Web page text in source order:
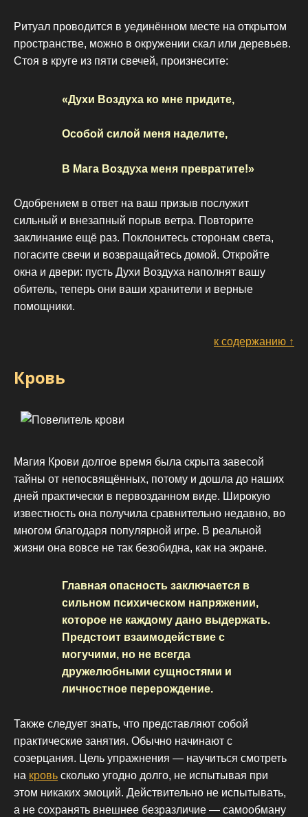
Ритуал проводится в уединённом месте на открытом
пространстве, можно в окружении скал или деревьев.
Стоя в круге из пяти свечей, произнесите:
«Духи Воздуха ко мне придите,
Особой силой меня наделите,
В Мага Воздуха меня превратите!»
Одобрением в ответ на ваш призыв послужит
сильный и внезапный порыв ветра. Повторите
заклинание ещё раз. Поклонитесь сторонам света,
погасите свечи и возвращайтесь домой. Откройте
окна и двери: пусть Духи Воздуха наполнят вашу
обитель, теперь они ваши хранители и верные
помощники.
к содержанию ↑
Кровь
Магия Крови долгое время была скрыта завесой
тайны от непосвящённых, потому и дошла до наших
дней практически в первозданном виде. Широкую
известность она получила сравнительно недавно, во
многом благодаря популярной игре. В реальной
жизни она вовсе не так безобидна, как на экране.
Главная опасность заключается в
сильном психическом напряжении,
которое не каждому дано выдержать.
Предстоит взаимодействие с
могучими, но не всегда
дружелюбными сущностями и
личностное перерождение.
Также следует знать, что представляют собой
практические занятия. Обычно начинают с
созерцания. Цель упражнения — научиться смотреть
на кровь сколько угодно долго, не испытывая при
этом никаких эмоций. Действительно не испытывать,
а не сохранять внешнее безразличие — самообману